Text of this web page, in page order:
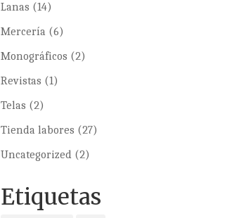
Lanas (14)
Mercería (6)
Monográficos (2)
Revistas (1)
Telas (2)
Tienda labores (27)
Uncategorized (2)
Etiquetas